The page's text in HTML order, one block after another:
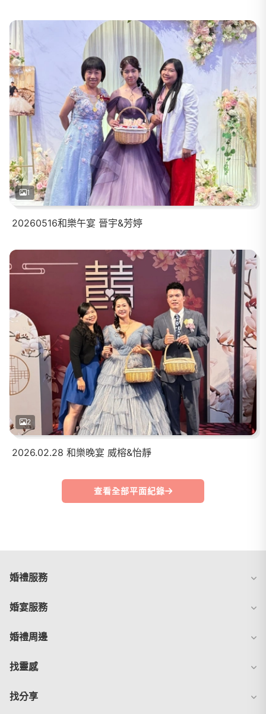
1
20260516和樂午宴 晉宇&芳婷
2
2026.02.28 和樂晚宴 威榕&怡靜
查看全部平面紀錄
婚禮服務
婚宴服務
婚禮周邊
找靈感
找分享